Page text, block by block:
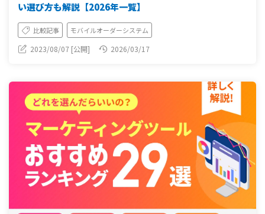
い選び方も解説【2026年一覧】
比較記事 モバイルオーダーシステム
2023/08/07 [公開] 2026/03/17